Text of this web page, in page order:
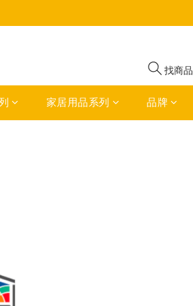
找商品
家居用品系列 品牌